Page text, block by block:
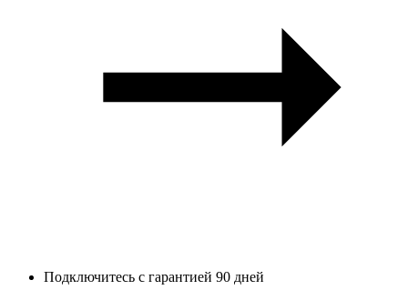
Подключитесь с гарантией 90 дней